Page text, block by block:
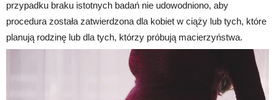
przypadku braku istotnych badań nie udowodniono, aby
procedura została zatwierdzona dla kobiet w ciąży lub tych, które
planują rodzinę lub dla tych, którzy próbują macierzyństwa.